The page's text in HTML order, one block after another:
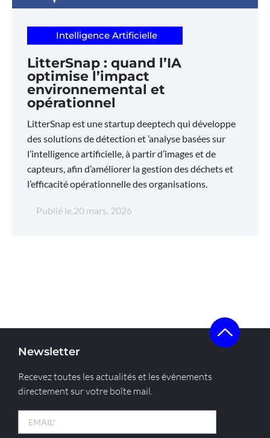
Intelligence Artificielle
LitterSnap : quand l’IA
optimise l’impact
environnemental et
opérationnel
LitterSnap est une startup deeptech qui développe
des solutions de détection et ’analyse basées sur
l’intelligence artificielle, à partir d’images et de
capteurs, afin d’améliorer la gestion des déchets et
l’efficacité opérationnelle des organisations.
Publié le 20 mars, 2026
Newsletter
Recevez toutes les actualités et les évènements
directement sur votre boîte mail.